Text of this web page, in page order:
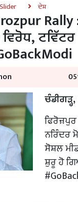
Slider ਦੇਸ਼
Rally
ਟਵਿੱਟਰ
ਫਿਰੋਜ਼ਪੁਰ
ਨਰਿੰਦਰ
ਸੋਸ਼ਲ
ਸ਼ੁਰੂ ਹੋ